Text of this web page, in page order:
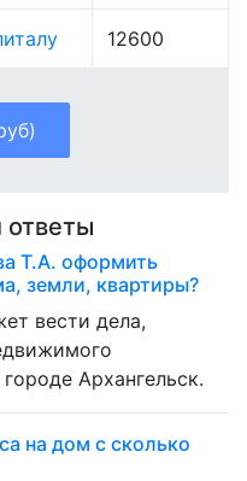
12600
Т.А. оформить
земли, квартиры?
вести дела,
Архангельск.
на дом с сколько